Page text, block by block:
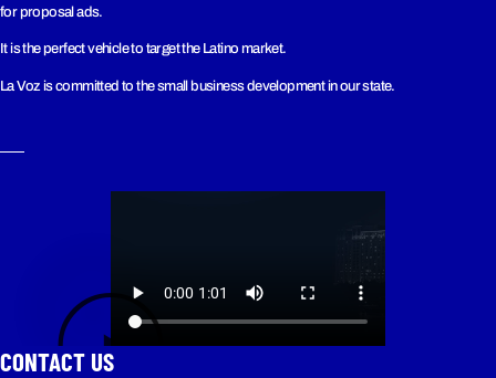
for proposal ads.
It is the perfect vehicle to target the Latino market.
La Voz is committed to the small business development in our state.
CONTACT US